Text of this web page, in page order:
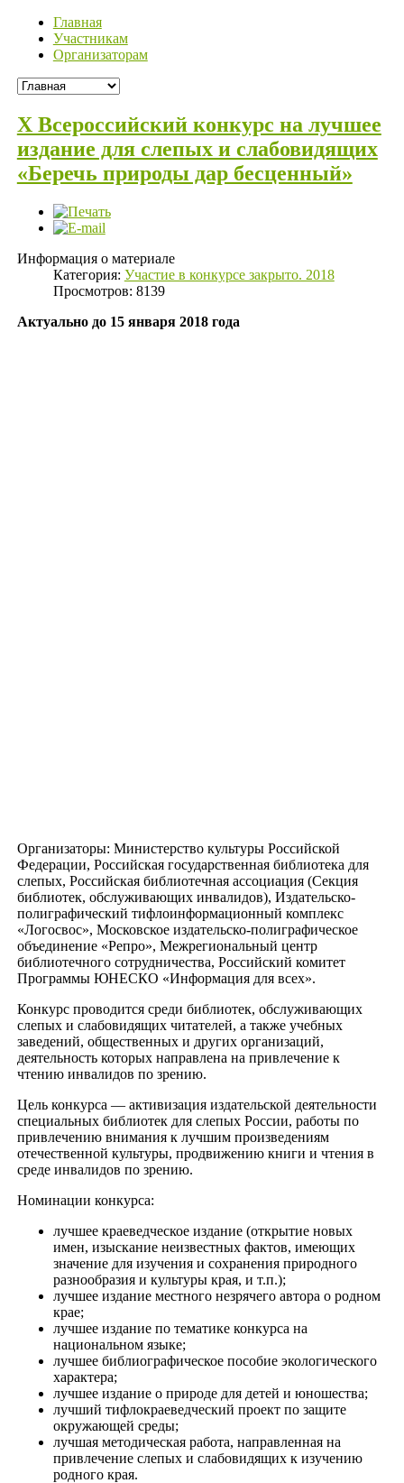
Главная
Участникам
Организаторам
X Всероссийский конкурс на лучшее
издание для слепых и слабовидящих
«Беречь природы дар бесценный»
Информация о материале
Категория: Участие в конкурсе закрыто. 2018
Просмотров: 8139
Актуально до 15 января 2018 года
Организаторы: Министерство культуры Российской
Федерации, Российская государственная библиотека для
слепых, Российская библиотечная ассоциация (Секция
библиотек, обслуживающих инвалидов), Издательско-
полиграфический тифлоинформационный комплекс
«Логосвос», Московское издательско-полиграфическое
объединение «Репро», Межрегиональный центр
библиотечного сотрудничества, Российский комитет
Программы ЮНЕСКО «Информация для всех».
Конкурс проводится среди библиотек, обслуживающих
слепых и слабовидящих читателей, а также учебных
заведений, общественных и других организаций,
деятельность которых направлена на привлечение к
чтению инвалидов по зрению.
Цель конкурса — активизация издательской деятельности
специальных библиотек для слепых России, работы по
привлечению внимания к лучшим произведениям
отечественной культуры, продвижению книги и чтения в
среде инвалидов по зрению.
Номинации конкурса:
лучшее краеведческое издание (открытие новых
имен, изыскание неизвестных фактов, имеющих
значение для изучения и сохранения природного
разнообразия и культуры края, и т.п.);
лучшее издание местного незрячего автора о родном
крае;
лучшее издание по тематике конкурса на
национальном языке;
лучшее библиографическое пособие экологического
характера;
лучшее издание о природе для детей и юношества;
лучший тифлокраеведческий проект по защите
окружающей среды;
лучшая методическая работа, направленная на
привлечение слепых и слабовидящих к изучению
родного края.